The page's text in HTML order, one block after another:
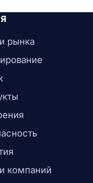
рынка
компаний